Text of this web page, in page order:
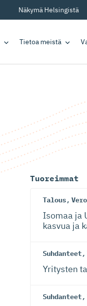
Näkymä Helsingistä
Tietoa meistä
Tuoreimmat
Talous,
Isomaa ja
kasvua ja
Suhdanteet,
Yritysten
Suhdanteet,